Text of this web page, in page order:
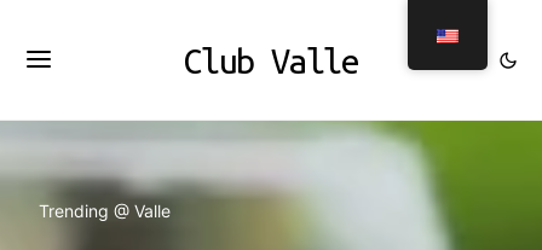
Club Valle
Trending @ Valle